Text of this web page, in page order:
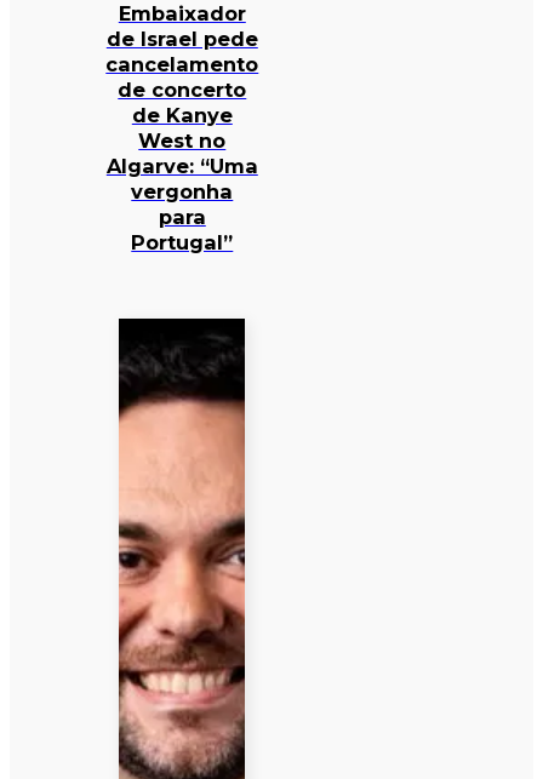
Embaixador
de Israel pede
cancelamento
de concerto
de Kanye
West no
Algarve: “Uma
vergonha
para
Portugal”